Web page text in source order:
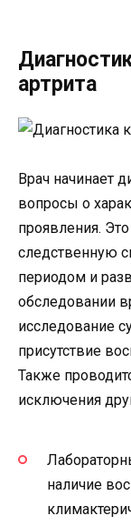
артрита
Врач начинает
вопросы о
проявления.
следственную
периодом и
обследовании
исследование
присутствие
Также
исключения
наличие